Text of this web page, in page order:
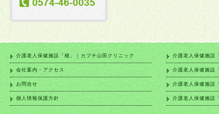
介護老人保健施設「穂」｜カブチ山田クリニック
会社案内・アクセス
お問合せ
個人情報保護方針
介護老人保健施設
介護老人保健施設
介護老人保健施設
介護老人保健施設